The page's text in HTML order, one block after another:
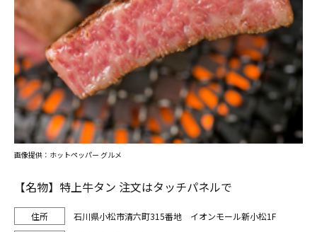
【名物】特上牛タン 注文はタッチパネルで
石川県小松市清六町315番地 イオンモール新小松1F
画像提供：ホットペッパー グルメ